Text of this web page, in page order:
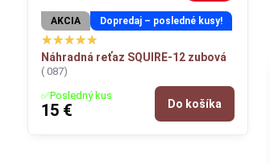
AKCIA Dopredaj – posledné kusy!
Náhradná reťaz SQUIRE-12 zubová
( 087)
✅Posledný kus
15 € Do košíka